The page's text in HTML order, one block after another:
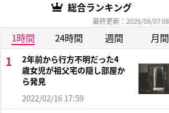
総合ランキング
最終更新：2026/08/07
1時間 24時間 週間 月間
2年前から行方不明だった4
歳女児が祖父宅の隠し部屋か
ら発見
2022/02/16 17:59